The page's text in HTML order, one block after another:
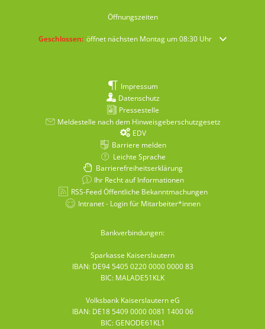
Öffnungszeiten
Klicken, um weitere Öffnungs- oder Schließzeiten auszublenden
Geschlossen: öffnet nächsten Montag um 08:30 Uhr
Impressum
Datenschutz
Pressestelle
Meldestelle nach dem Hinweisgeberschutzgesetz
EDV
Barriere melden
Leichte Sprache
Barrierefreiheitserklärung
Ihr Recht auf Informationen
RSS-Feed Öffentliche Bekanntmachungen
Intranet - Login für Mitarbeiter*innen
Bankverbindungen:
Sparkasse Kaiserslautern
IBAN: DE94 5405 0220 0000 0000 83
BIC: MALADE51KLK
Volksbank Kaiserslautern eG
IBAN: DE18 5409 0000 0081 1400 06
BIC: GENODE61KL1